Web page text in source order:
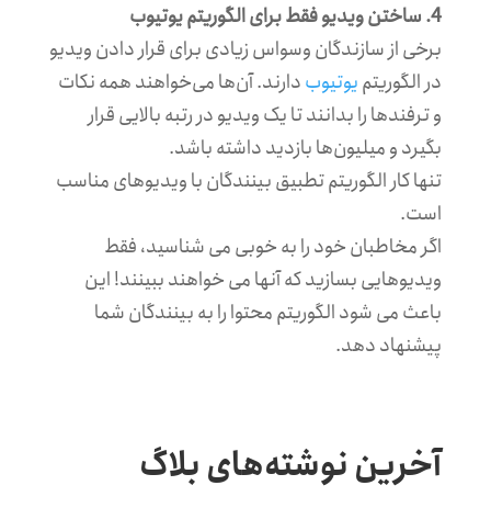
4. ساختن ویدیو فقط برای الگوریتم یوتیوب
برخی از سازندگان وسواس زیادی برای قرار دادن ویدیو
در الگوریتمیوتیوبدارند. آن‌ها می‌خواهند همه نکات
و ترفندها را بدانند تا یک ویدیو در رتبه بالایی قرار
بگیرد و میلیون‌ها بازدید داشته باشد.
تنها کار الگوریتم تطبیق بینندگان با ویدیوهای مناسب
است.
اگر مخاطبان خود را به خوبی می شناسید، فقط
ویدیوهایی بسازید که آنها می خواهند ببینند! این
باعث می شود الگوریتم محتوا را به بینندگان شما
پیشنهاد دهد.
آخرین نوشته‌های بلاگ